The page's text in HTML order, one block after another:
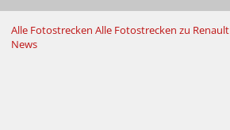
Alle Fotostrecken Alle Fotostrecken zu Renault
News